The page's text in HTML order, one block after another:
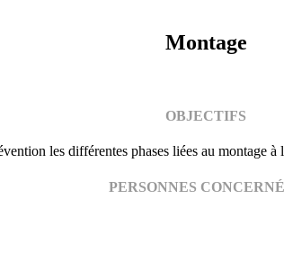
Montage
OBJECTIFS
les différentes phases liées au montage
PERSONNES